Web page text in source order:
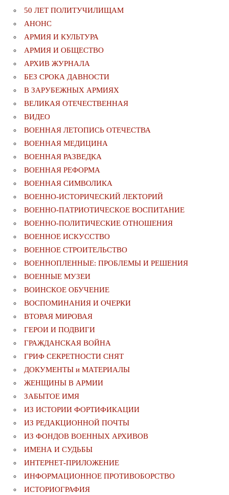
50 ЛЕТ ПОЛИТУЧИЛИЩАМ
АНОНС
АРМИЯ И КУЛЬТУРА
АРМИЯ И ОБЩЕСТВО
АРХИВ ЖУРНАЛА
БЕЗ СРОКА ДАВНОСТИ
В ЗАРУБЕЖНЫХ АРМИЯХ
ВЕЛИКАЯ ОТЕЧЕСТВЕННАЯ
ВИДЕО
ВОЕННАЯ ЛЕТОПИСЬ ОТЕЧЕСТВА
ВОЕННАЯ МЕДИЦИНА
ВОЕННАЯ РАЗВЕДКА
ВОЕННАЯ РЕФОРМА
ВОЕННАЯ СИМВОЛИКА
ВОЕННО-ИСТОРИЧЕСКИЙ ЛЕКТОРИЙ
ВОЕННО-ПАТРИОТИЧЕСКОЕ ВОСПИТАНИЕ
ВОЕННО-ПОЛИТИЧЕСКИE ОТНОШЕНИЯ
ВОЕННОЕ ИСКУССТВО
ВОЕННОЕ СТРОИТЕЛЬСТВО
ВОЕННОПЛЕННЫЕ: ПРОБЛЕМЫ И РЕШЕНИЯ
ВОЕННЫЕ МУЗЕИ
ВОИНСКОЕ ОБУЧЕНИЕ
ВОСПОМИНАНИЯ И ОЧЕРКИ
ВТОРАЯ МИРОВАЯ
ГЕРОИ И ПОДВИГИ
ГРАЖДАНСКАЯ ВОЙНА
ГРИФ СЕКРЕТНОСТИ СНЯТ
ДОКУМЕНТЫ и МАТЕРИАЛЫ
ЖЕНЩИНЫ В АРМИИ
ЗАБЫТОЕ ИМЯ
ИЗ ИСТОРИИ ФОРТИФИКАЦИИ
ИЗ РЕДАКЦИОННОЙ ПОЧТЫ
ИЗ ФОНДОВ ВОЕННЫХ АРХИВОВ
ИМЕНА И СУДЬБЫ
ИНТЕРНЕТ-ПРИЛОЖЕНИЕ
ИНФОРМАЦИОННОЕ ПРОТИВОБОРСТВО
ИСТОРИОГРАФИЯ